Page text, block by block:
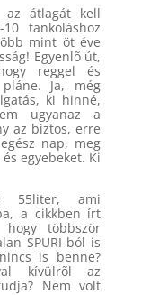
az átlagát kell
tankoláshoz
mint öt éve
Egyenlõ út,
reggel és
Ja, még
ki hinné,
ugyanaz a
az biztos, erre
nap, meg
egyebeket. Ki
ami
a cikkben írt
többször
SPURI-ból is
is benne?
kívülrõl az
Nem volt